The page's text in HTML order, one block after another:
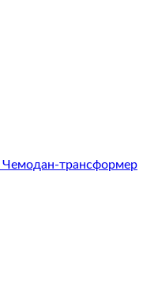
Чемодан-трансформер